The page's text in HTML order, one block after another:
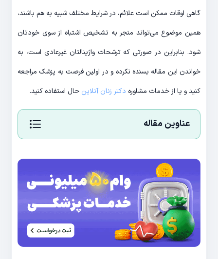
گاهی اوقات ممکن است علائم، در شرایط مختلف شبیه به هم باشند،
همین موضوع می‌تواند منجر به تشخیص اشتباه از سوی خودتان
شود. بنابراین در صورتی که ترشحات واژینالتان غیرعادی است، به
خواندن این مقاله بسنده نکرده و در اولین فرصت به پزشک مراجعه
کنید و یا از خدمات مشاوره دکتر زنان آنلاین حال استفاده کنید.
عناوین مقاله